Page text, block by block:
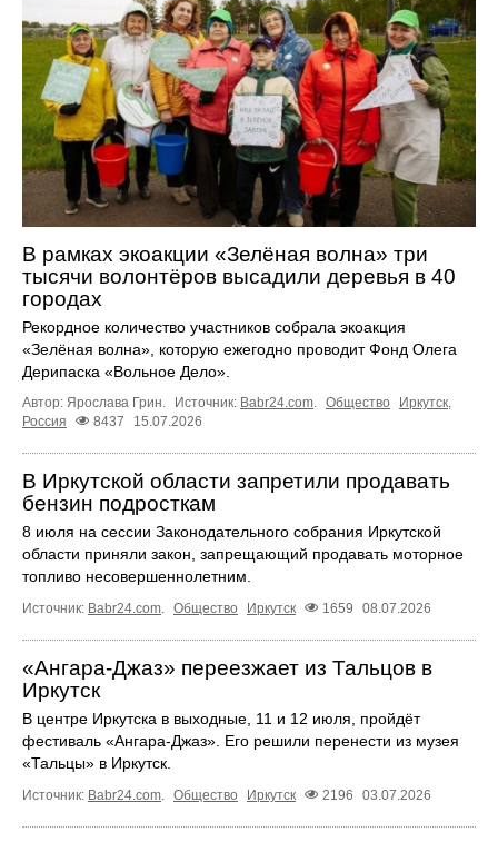
В рамках экоакции «Зелёная волна» три
тысячи волонтёров высадили деревья в 40
городах
Рекордное количество участников собрала экоакция
«Зелёная волна», которую ежегодно проводит Фонд Олега
Дерипаска «Вольное Дело».
Автор: Ярослава Грин. Источник: Babr24.com. Общество Иркутск,
Россия
8437 15.07.2026
В Иркутской области запретили продавать
бензин подросткам
8 июля на сессии Законодательного собрания Иркутской
области приняли закон, запрещающий продавать моторное
топливо несовершеннолетним.
Источник: Babr24.com. Общество Иркутск 1659 08.07.2026
«Ангара‑Джаз» переезжает из Тальцов в
Иркутск
В центре Иркутска в выходные, 11 и 12 июля, пройдёт
фестиваль «Ангара‑Джаз». Его решили перенести из музея
«Тальцы» в Иркутск.
Источник: Babr24.com. Общество Иркутск 2196 03.07.2026